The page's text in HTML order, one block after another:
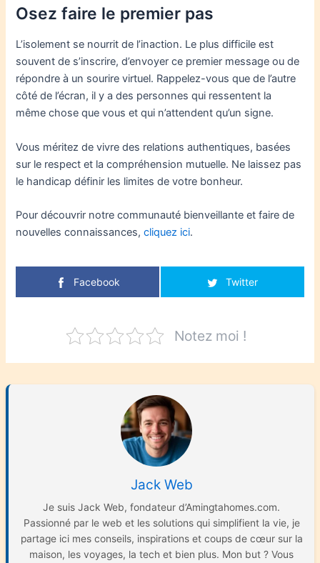
Osez faire le premier pas
L’isolement se nourrit de l’inaction. Le plus difficile est
souvent de s’inscrire, d’envoyer ce premier message ou de
répondre à un sourire virtuel. Rappelez-vous que de l’autre
côté de l’écran, il y a des personnes qui ressentent la
même chose que vous et qui n’attendent qu’un signe.
Vous méritez de vivre des relations authentiques, basées
sur le respect et la compréhension mutuelle. Ne laissez pas
le handicap définir les limites de votre bonheur.
Pour découvrir notre communauté bienveillante et faire de
nouvelles connaissances,cliquez ici.
Facebook Twitter
Notez moi !
Jack Web
Je suis Jack Web, fondateur d’Amingtahomes.com.
Passionné par le web et les solutions qui simplifient la vie, je
partage ici mes conseils, inspirations et coups de cœur sur la
maison, les voyages, la tech et bien plus. Mon but ? Vous